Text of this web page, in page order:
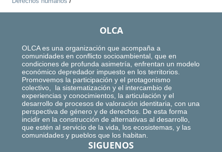
OLCA
OLCA es una organización que acompaña a
comunidades en conflicto socioambiental, que en
condiciones de profunda asimetría, enfrentan un modelo
económico depredador impuesto en los territorios.
Promovemos la participación y el protagonismo
colectivo, la sistematización y el intercambio de
experiencias y conocimientos, la articulación y el
desarrollo de procesos de valoración identitaria, con una
perspectiva de género y de derechos. De esta forma
incidir en la construcción de alternativas al desarrollo,
que estén al servicio de la vida, los ecosistemas, y las
comunidades y pueblos que los habitan.
SIGUENOS